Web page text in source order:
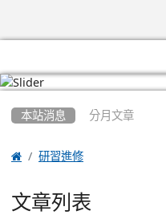
本站消息 分月文章
 研習進修
文章列表